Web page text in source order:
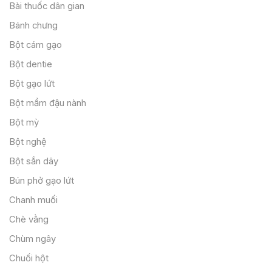
Bài thuốc dân gian
Bánh chưng
Bột cám gạo
Bột dentie
Bột gạo lứt
Bột mầm đậu nành
Bột mỳ
Bột nghệ
Bột sắn dây
Bún phở gạo lứt
Chanh muối
Chè vằng
Chùm ngây
Chuối hột